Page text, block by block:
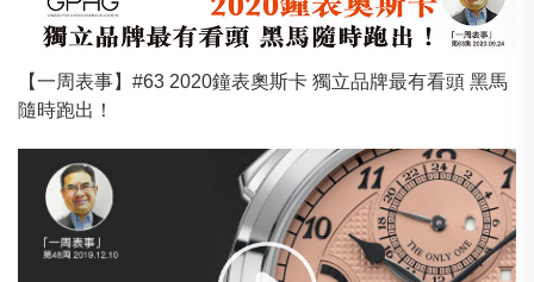
【一周表事】#63 2020鐘表奧斯卡 獨立品牌最有看頭 黑馬
隨時跑出！